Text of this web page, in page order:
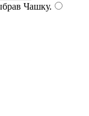
Чашку.